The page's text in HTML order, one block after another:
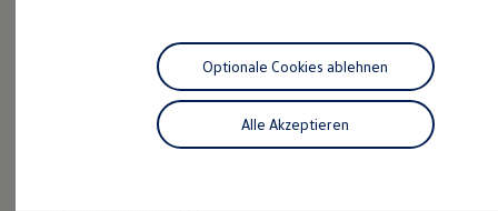
Reichweitensimulator
Ladezeitensimulator
Ladelösungen für Privatkunden
Ladelösungen für Gewerbekunden
Wallbox und Ladekabel
Bidirektionales Laden
stehen und Ihnen ein modernes Fahrerlebnis zu
Das sind unsere Leistungen
Alle Akzeptieren
Optionale Cookies ablehnen